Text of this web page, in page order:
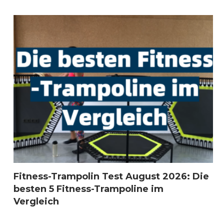
Fitness-Trampolin Test August 2026: Die
besten 5 Fitness-Trampoline im
Vergleich